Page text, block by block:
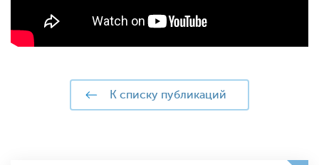
к списку публикаций